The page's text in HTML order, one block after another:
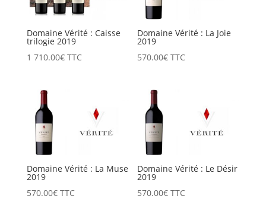
Domaine Vérité : Caisse
trilogie 2019
1 710.00€ TTC
Domaine Vérité : La Joie
2019
570.00€ TTC
Domaine Vérité : La Muse
2019
570.00€ TTC
Domaine Vérité : Le Désir
2019
570.00€ TTC